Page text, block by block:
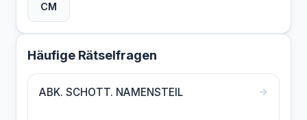
CM
Häufige Rätselfragen
ABK. SCHOTT. NAMENSTEIL →